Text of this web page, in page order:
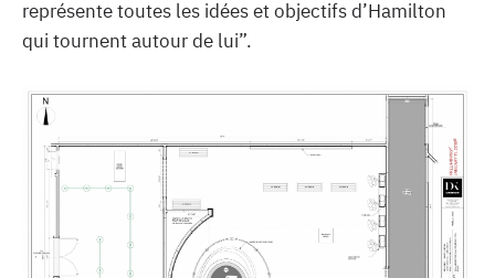
représente toutes les idées et objectifs d’Hamilton
qui tournent autour de lui”.